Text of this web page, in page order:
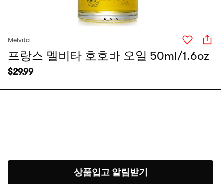
Melvita
프랑스 멜비타 호호바 오일 50ml/1.6oz
$29.99
상품입고 알림받기